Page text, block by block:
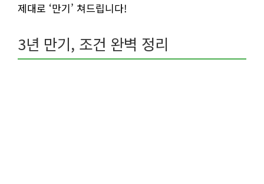
제대로 ‘만기’ 쳐드립니다!
3년 만기, 조건 완벽 정리